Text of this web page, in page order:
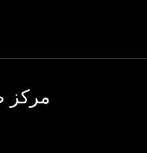
مركز